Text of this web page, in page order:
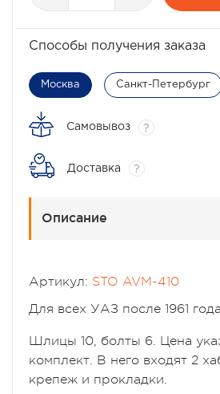
Способы получения заказа
Москва Санкт-Петербург
Самовывоз ?
Доставка ?
Описание
Артикул: STO AVM-410
Для всех УАЗ после 1961
Шлицы 10, болты 6. Цена
комплект. В него входят 2
крепеж и прокладки.